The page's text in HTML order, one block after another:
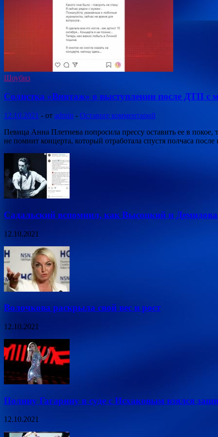
Шоубиз
Солистка «Винтаж» о выступлении после ДТП с
12.10.2021 - от admin - Оставьте комментарий
Певица Анна Плетнева попросила прессу оставить ее в
не помнит концерта, который отработала спустя полчаса
Садальский вспомнил, как Высоцкий и
12.10.2021
Волочкова раскрыла свой вес и рост
12.10.2021
Полину Гагарину в суде с Исхаковым взялся
12.10.2021